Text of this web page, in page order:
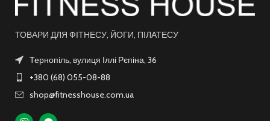
ТОВАРИ ДЛЯ ФІТНЕСУ, ЙОГИ, ПІЛАТЕСУ
Тернопіль, вулиця Іллі Рєпіна, 36
+380 (68) 055-08-88
shop@fitnesshouse.com.ua